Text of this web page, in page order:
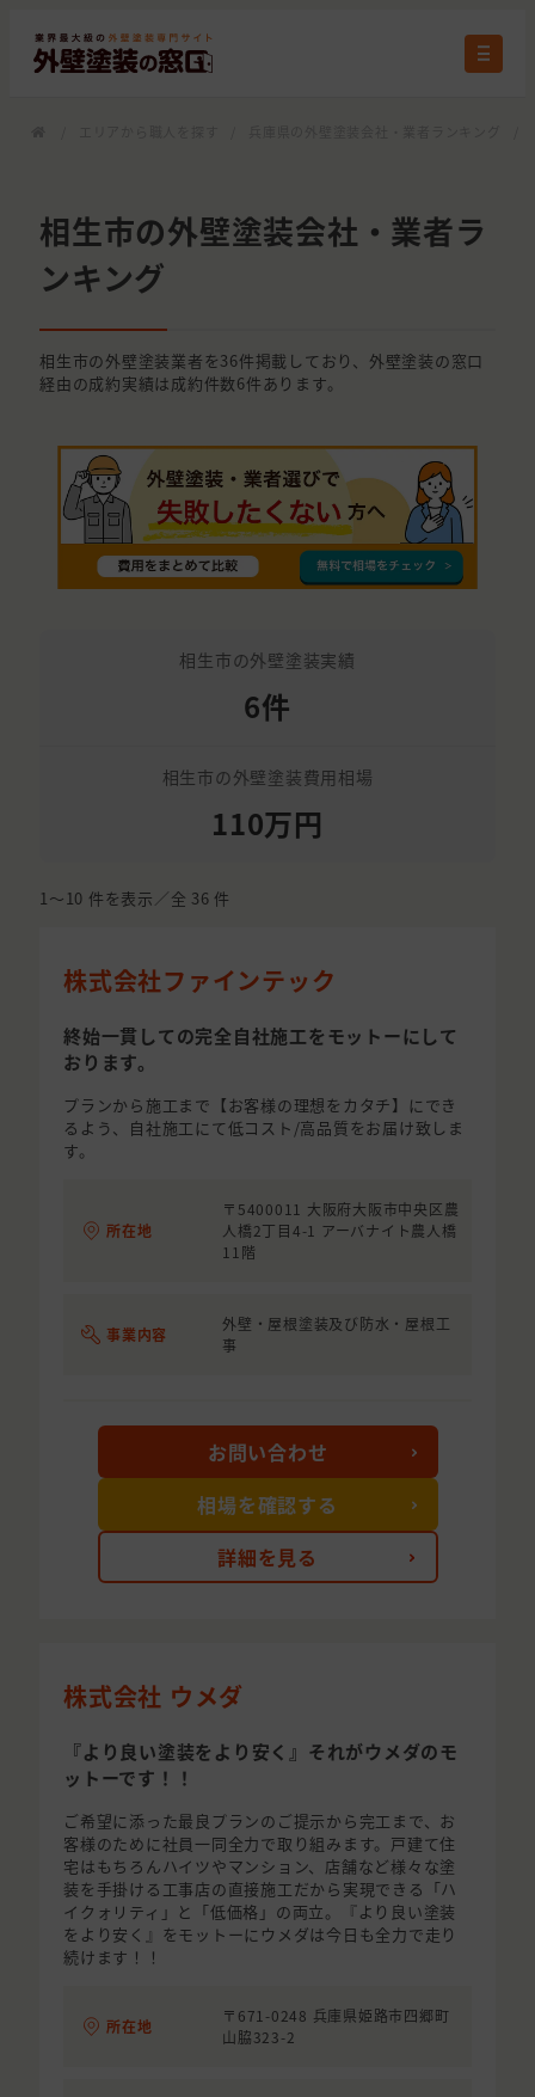
相生市の外壁塗装会社・業者ラ
ンキング
相生市の外壁塗装業者を36件掲載しており、外壁塗装の窓口
経由の成約実績は成約件数6件あります。
相生市の外壁塗装実績
6件
相生市の外壁塗装費用相場
110万円
1〜10 件を表示／全 36 件
株式会社ファインテック
終始一貫しての完全自社施工をモットーにして
おります。
プランから施工まで【お客様の理想をカタチ】にでき
るよう、自社施工にて低コスト/高品質をお届け致しま
す。
所在地
〒5400011 大阪府大阪市中央区農
人橋2丁目4-1 アーバナイト農人橋
11階
事業内容
外壁・屋根塗装及び防水・屋根工
事
詳細を見る
お問い合わせ
相場を確認する
株式会社 ウメダ
『より良い塗装をより安く』それがウメダのモ
ットーです！！
ご希望に添った最良プランのご提示から完工まで、お
客様のために社員一同全力で取り組みます。戸建て住
宅はもちろんハイツやマンション、店舗など様々な塗
装を手掛ける工事店の直接施工だから実現できる「ハ
イクォリティ」と「低価格」の両立。『より良い塗装
をより安く』をモットーにウメダは今日も全力で走り
続けます！！
所在地
〒671-0248 兵庫県姫路市四郷町
山脇323-2